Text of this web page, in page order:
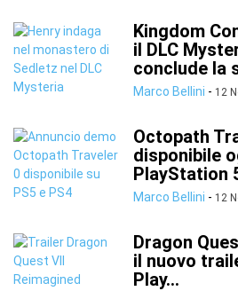
Kingdom
il DLC
conclude la
Marco Bellini - 12
Octopath
disponibile
PlayStation
Marco Bellini - 12
Dragon
il nuovo
Play...